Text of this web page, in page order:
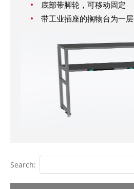
底部带脚轮，可移动固定
带工业插座的搁物台为一层
Search: